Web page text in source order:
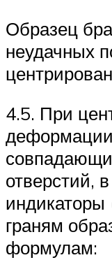
Образец
неудачных
4.5. При
отверстий,
индикаторы
граням
формулам: